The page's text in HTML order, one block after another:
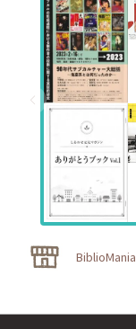
BiblioMania